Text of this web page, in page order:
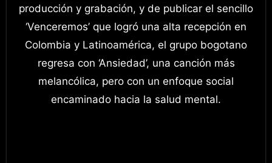
producción y grabación, y de publicar el sencillo
‘Venceremos’ que logró una alta recepción en
Colombia y Latinoamérica, el grupo bogotano
regresa con ‘Ansiedad’, una canción más
melancólica, pero con un enfoque social
encaminado hacia la salud mental.